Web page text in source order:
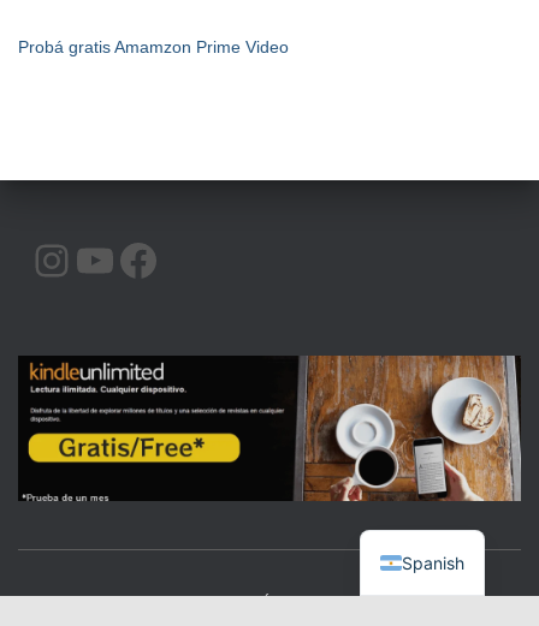
Probá gratis Amamzon Prime Video
INSTAGRAM YOUTUBE
Spanish